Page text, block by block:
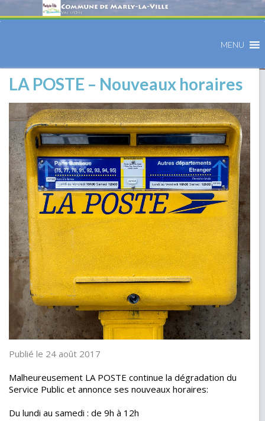
MENU
LA POSTE – Nouveaux horaires
Publié le 24 août 2017
Malheureusement LA POSTE continue la dégradation du
Service Public et annonce ses nouveaux horaires:
Du lundi au samedi : de 9h à 12h